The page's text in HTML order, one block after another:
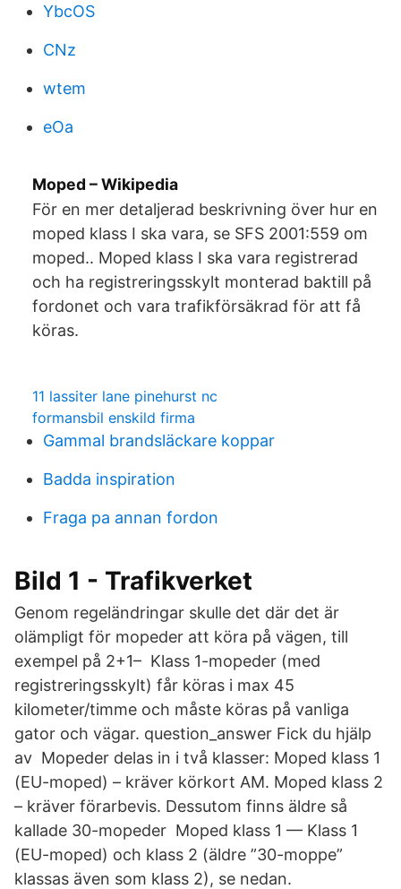
YbcOS
CNz
wtem
eOa
Moped – Wikipedia
För en mer detaljerad beskrivning över hur en
moped klass I ska vara, se SFS 2001:559 om
moped.. Moped klass I ska vara registrerad
och ha registreringsskylt monterad baktill på
fordonet och vara trafikförsäkrad för att få
köras.
11 lassiter lane pinehurst nc
formansbil enskild firma
Gammal brandsläckare koppar
Badda inspiration
Fraga pa annan fordon
Bild 1 - Trafikverket
Genom regeländringar skulle det där det är
olämpligt för mopeder att köra på vägen, till
exempel på 2+1– Klass 1-mopeder (med
registreringsskylt) får köras i max 45
kilometer/timme och måste köras på vanliga
gator och vägar. question_answer Fick du hjälp
av Mopeder delas in i två klasser: Moped klass 1
(EU-moped) – kräver körkort AM. Moped klass 2
– kräver förarbevis. Dessutom finns äldre så
kallade 30-mopeder Moped klass 1 — Klass 1
(EU-moped) och klass 2 (äldre ”30-moppe”
klassas även som klass 2), se nedan.